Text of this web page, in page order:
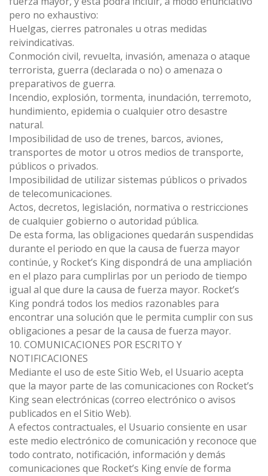
pero no exhaustivo:
Huelgas, cierres patronales u otras medidas
reivindicativas.
Conmoción civil, revuelta, invasión, amenaza o ataque
terrorista, guerra (declarada o no) o amenaza o
preparativos de guerra.
Incendio, explosión, tormenta, inundación, terremoto,
hundimiento, epidemia o cualquier otro desastre
natural.
Imposibilidad de uso de trenes, barcos, aviones,
transportes de motor u otros medios de transporte,
públicos o privados.
Imposibilidad de utilizar sistemas públicos o privados
de telecomunicaciones.
Actos, decretos, legislación, normativa o restricciones
de cualquier gobierno o autoridad pública.
De esta forma, las obligaciones quedarán suspendidas
durante el periodo en que la causa de fuerza mayor
continúe, y Rocket’s King dispondrá de una ampliación
en el plazo para cumplirlas por un periodo de tiempo
igual al que dure la causa de fuerza mayor. Rocket’s
King pondrá todos los medios razonables para
encontrar una solución que le permita cumplir con sus
obligaciones a pesar de la causa de fuerza mayor.
10. COMUNICACIONES POR ESCRITO Y
NOTIFICACIONES
Mediante el uso de este Sitio Web, el Usuario acepta
que la mayor parte de las comunicaciones con Rocket’s
King sean electrónicas (correo electrónico o avisos
publicados en el Sitio Web).
A efectos contractuales, el Usuario consiente en usar
este medio electrónico de comunicación y reconoce que
todo contrato, notificación, información y demás
comunicaciones que Rocket’s King envíe de forma